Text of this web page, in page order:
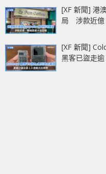
[XF 新聞] 港
局 涉款近億
[XF 新聞]
黑客已盜走